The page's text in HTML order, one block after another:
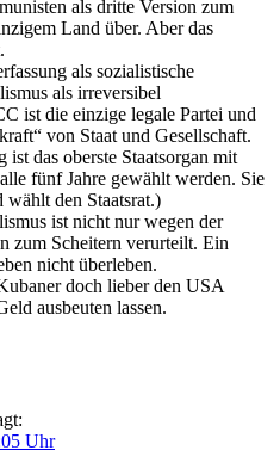
als dritte Version zum
Land über. Aber das
als sozialistische
als irreversibel
ist die einzige legale Partei und
von Staat und Gesellschaft.
das oberste Staatsorgan mit
fünf Jahre gewählt werden. Sie
wählt den Staatsrat.)
ist nicht nur wegen der
zum Scheitern verurteilt. Ein
nicht überleben.
doch lieber den USA
ausbeuten lassen.
Uhr